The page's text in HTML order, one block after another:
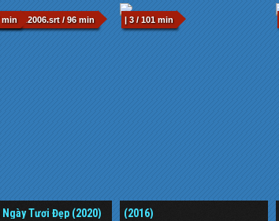
pawel2006.srt / 96 min
min
Ngày Tươi Đẹp (2020)
| 3 / 101 min
(2016)